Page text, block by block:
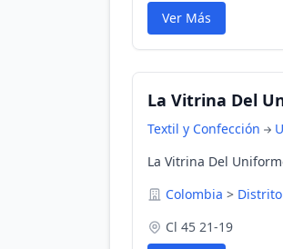
Ver Más
La Vitrina Del
Textil y Confección
La Vitrina Del
Colombia >
Cl 45 21-19